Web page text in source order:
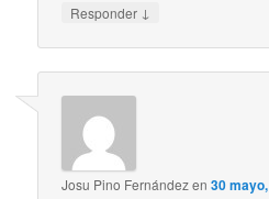
Responder ↓
Josu Pino Fernándezen30